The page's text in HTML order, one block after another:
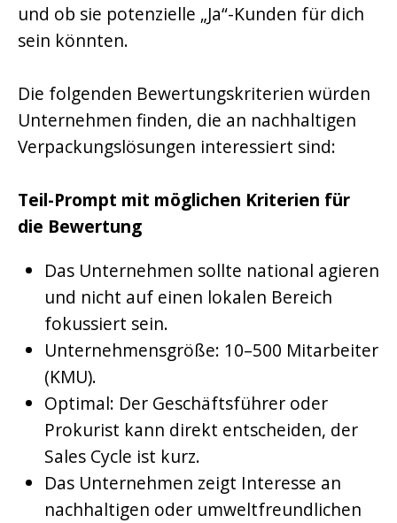
und ob sie potenzielle „Ja“-Kunden für dich
sein könnten.
Die folgenden Bewertungskriterien würden
Unternehmen finden, die an nachhaltigen
Verpackungslösungen interessiert sind:
Teil-Prompt mit möglichen Kriterien für
die Bewertung
Das Unternehmen sollte national agieren
und nicht auf einen lokalen Bereich
fokussiert sein.
Unternehmensgröße: 10–500 Mitarbeiter
(KMU).
Optimal: Der Geschäftsführer oder
Prokurist kann direkt entscheiden, der
Sales Cycle ist kurz.
Das Unternehmen zeigt Interesse an
nachhaltigen oder umweltfreundlichen